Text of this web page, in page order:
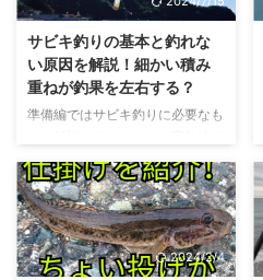
るといわれるニベとイシモチなの
か？・・・と釣り終わった後色々
気になることがあったのでニベと
イシモチについてまとめて記事に
してみました！ イシモチとは？
下がイシモチ イシモチの特徴 ・
スズキ目ニベ科シログチ属の魚
・標準和名はシログチ ・東北以
南に分布 ・大きさは20～40cm
前後 ・小魚、甲殻類、多毛類な
どを食べる動物食性 ・ ...
サビキ釣りの基本と釣れな
い原因を解説！細かい積み
重ねが釣果を左右する？
準備編ではサビキ釣りに必要なも
は釣り場での行動について解説し
ていきます。 サビキ釣りの基本
的な場所は漁港 サビキ釣りのチ
ェックポイント ・基本的には漁
港で釣る ・磯は初心者はNG サビ
キ釣りの主な場所は港になりま
2024/2/4